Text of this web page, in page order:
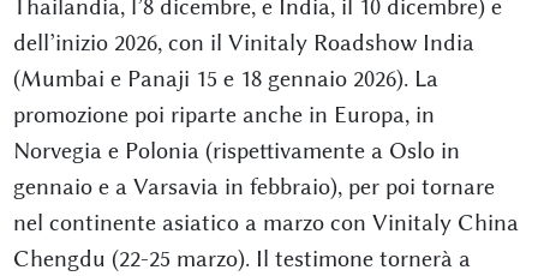
Thailandia, l’8 dicembre, e India, il 10 dicembre) e
dell’inizio 2026, con il Vinitaly Roadshow India
(Mumbai e Panaji 15 e 18 gennaio 2026). La
promozione poi riparte anche in Europa, in
Norvegia e Polonia (rispettivamente a Oslo in
gennaio e a Varsavia in febbraio), per poi tornare
nel continente asiatico a marzo con Vinitaly China
Chengdu (22-25 marzo). Il testimone tornerà a